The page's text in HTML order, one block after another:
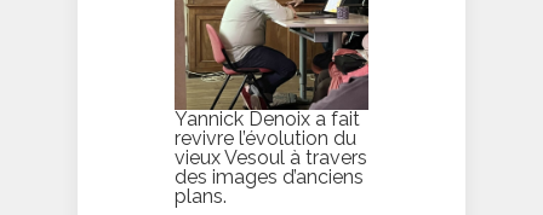
Yannick Denoix a fait
revivre l’évolution du
vieux Vesoul à travers
des images d’anciens
plans.